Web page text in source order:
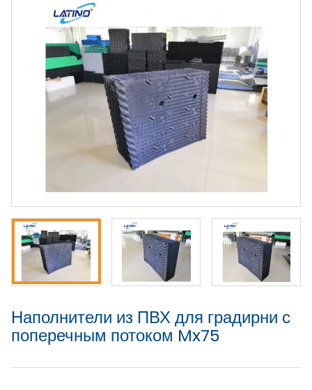
Наполнители из ПВХ для градирни с
поперечным потоком Mx75